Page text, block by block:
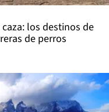
los destinos de
de perros